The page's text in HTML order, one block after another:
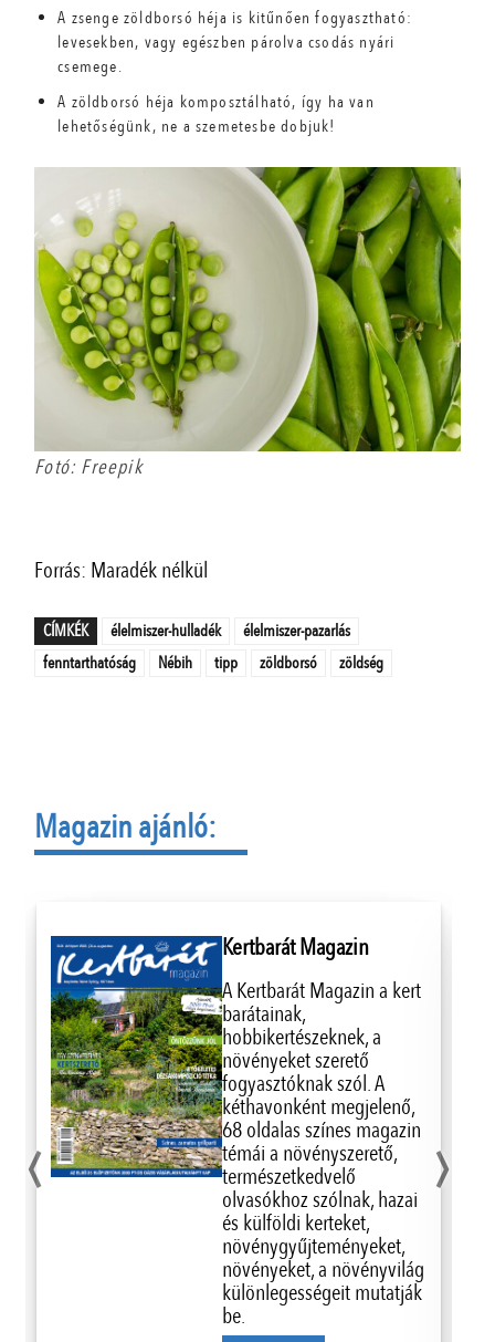
A zsenge zöldborsó héja is kitűnően fogyasztható:
levesekben, vagy egészben párolva csodás nyári
csemege.
A zöldborsó héja komposztálható, így ha van
lehetőségünk, ne a szemetesbe dobjuk!
Fotó: Freepik
Forrás: Maradék nélkül
CÍMKÉK élelmiszer-hulladék
élelmiszer-pazarlás
fenntarthatóság
Nébih tipp zöldborsó zöldség
Magazin ajánló:
Kertbarát Magazin
A Kertbarát Magazin a kert
barátainak,
hobbikertészeknek, a
növényeket szerető
fogyasztóknak szól. A
kéthavonként megjelenő,
68 oldalas színes magazin
témái a növényszerető,
természetkedvelő
olvasókhoz szólnak, hazai
és külföldi kerteket,
növénygyűjteményeket,
növényeket, a növényvilág
különlegességeit mutatják
be.
‹ ›